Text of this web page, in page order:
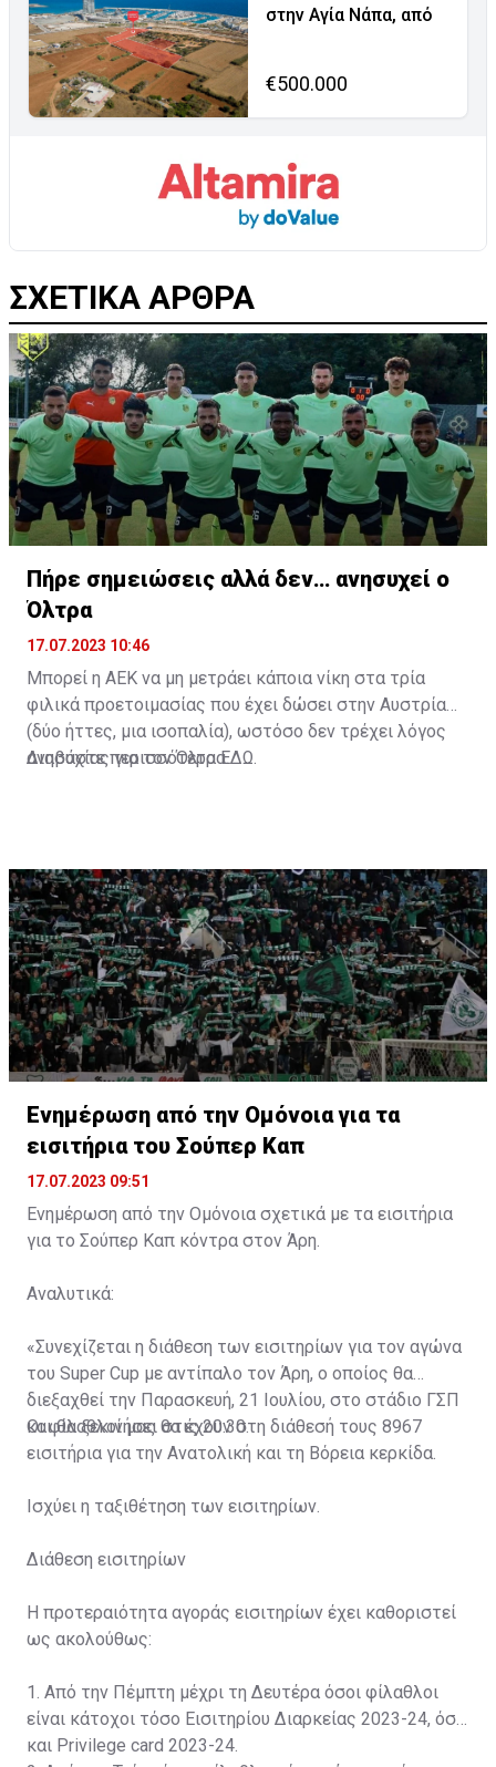
στην Αγία Νάπα, από
€500.000
ΣΧΕΤΙΚΑ ΑΡΘΡΑ
Πήρε σημειώσεις αλλά δεν… ανησυχεί ο
Όλτρα
17.07.2023 10:46
Μπορεί η ΑΕΚ να μη μετράει κάποια νίκη στα τρία
φιλικά προετοιμασίας που έχει δώσει στην Αυστρία
(δύο ήττες, μια ισοπαλία), ωστόσο δεν τρέχει λόγος
ανησυχίας για τον Όλτρα.
Διαβάστε περισσότεραΕΔΩ
Ενημέρωση από την Ομόνοια για τα
εισιτήρια του Σούπερ Καπ
17.07.2023 09:51
Ενημέρωση από την Ομόνοια σχετικά με τα εισιτήρια
για το Σούπερ Καπ κόντρα στον Άρη.
Αναλυτικά:
«Συνεχίζεται η διάθεση των εισιτηρίων για τον αγώνα
του Super Cup με αντίπαλο τον Άρη, ο οποίος θα
διεξαχθεί την Παρασκευή, 21 Ιουλίου, στο στάδιο ΓΣΠ
και θα ξεκινήσει στις 20:30.
Οι φίλαθλοί μας θα έχουν στη διάθεσή τους 8967
εισιτήρια για την Ανατολική και τη Βόρεια κερκίδα.
Ισχύει η ταξιθέτηση των εισιτηρίων.
Διάθεση εισιτηρίων
Η προτεραιότητα αγοράς εισιτηρίων έχει καθοριστεί
ως ακολούθως:
1. Από την Πέμπτη μέχρι τη Δευτέρα όσοι φίλαθλοι
είναι κάτοχοι τόσο Εισιτηρίου Διαρκείας 2023-24, όσο
και Privilege card 2023-24.